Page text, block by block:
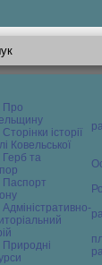
Про
Сторінки історії
Ковельської
Герб та
Паспорт
Адміністративно-
Природні